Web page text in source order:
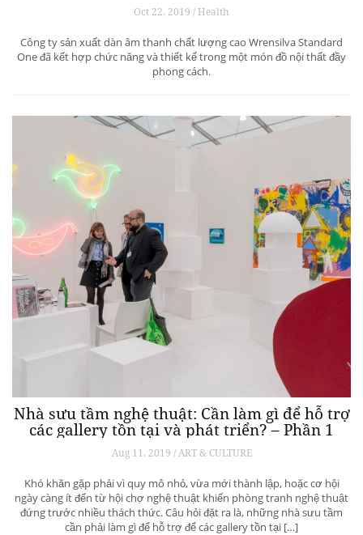
Oct 22, 2019 / Health
Công ty sản xuất dàn âm thanh chất lượng cao Wrensilva Standard
One đã kết hợp chức năng và thiết kế trong một món đồ nội thất đầy
phong cách.
Nhà sưu tầm nghệ thuật: Cần làm gì để hỗ trợ
các gallery tồn tại và phát triển? – Phần 1
Aug 11, 2019 / ART & CULTURE
Khó khăn gặp phải vì quy mô nhỏ, vừa mới thành lập, hoặc cơ hội
ngày càng ít đến từ hội chợ nghệ thuật khiến phòng tranh nghệ thuật
đứng trước nhiều thách thức. Câu hỏi đặt ra là, những nhà sưu tầm
cần phải làm gì để hỗ trợ để các gallery tồn tại […]